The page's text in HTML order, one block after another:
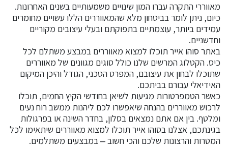
מאווררי התקרה עברו המון שינויים משמעותיים בשנים האחרונות.
כיום, ניתן לומר בביטחון מלא שהמאווררים הללו עשויים מחומרים
עמידים ביותר, עוצמתיים בתפוקתם ובעלי עיצובים מקוריים
וחדשניים.
באתר סוהו אייר תוכלו למצוא מאווררים במבצע משתלם לכל
כיס. הקטלוג המרשים שלנו כולל סוגים מגוונים של מאווררים
שתוכלו לבחון את עיצובם, המפרט הטכני, הגודל והיכן המיקום
האידיאלי עבורם בביתכם.
כאשר הטמפרטורות מגיעות לשיאן בחודשי הקיץ החמים, תוכלו
לרכוש מאווררים בהנחה שיאפשרו לכם ליהנות ממשב רוח נעים
ומלטף. בין אם אתם נמצאים בסלון, בחדר השינה או בפרגולות
בגינתכם, אצלנו בסוהו אייר תוכלו למצוא מאווררים שיתאימו לכל
המטרות והרצונות שלכם והכי חשוב – במבצעים משתלמים.